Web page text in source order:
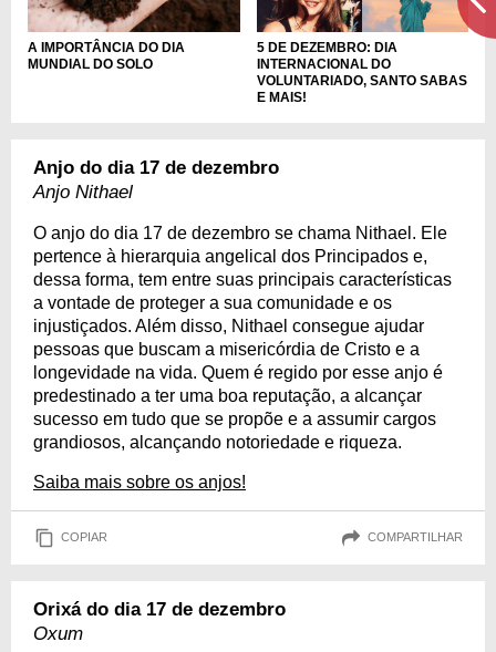
A IMPORTÂNCIA DO DIA
MUNDIAL DO SOLO
5 DE DEZEMBRO: DIA
INTERNACIONAL DO
VOLUNTARIADO, SANTO SABAS
E MAIS!
Anjo do dia 17 de dezembro
Anjo Nithael
O anjo do dia 17 de dezembro se chama Nithael. Ele
pertence à hierarquia angelical dos Principados e,
dessa forma, tem entre suas principais características
a vontade de proteger a sua comunidade e os
injustiçados. Além disso, Nithael consegue ajudar
pessoas que buscam a misericórdia de Cristo e a
longevidade na vida. Quem é regido por esse anjo é
predestinado a ter uma boa reputação, a alcançar
sucesso em tudo que se propõe e a assumir cargos
grandiosos, alcançando notoriedade e riqueza.
Saiba mais sobre os anjos!
COPIAR COMPARTILHAR
Orixá do dia 17 de dezembro
Oxum